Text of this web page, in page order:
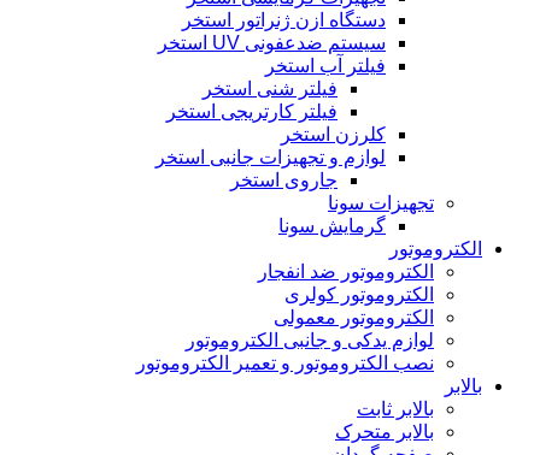
دستگاه ازن ژنراتور استخر
سیستم ضدعفونی UV استخر
فیلتر آب استخر
فیلتر شنی استخر
فیلتر کارتریجی استخر
کلرزن استخر
لوازم و تجهیزات جانبی استخر
جاروی استخر
تجهیزات سونا
گرمایش سونا
الکتروموتور
الکتروموتور ضد انفجار
الکتروموتور کولری
الکتروموتور معمولی
لوازم یدکی و جانبی الکتروموتور
نصب الکتروموتور و تعمیر الکتروموتور
بالابر
بالابر ثابت
بالابر متحرک